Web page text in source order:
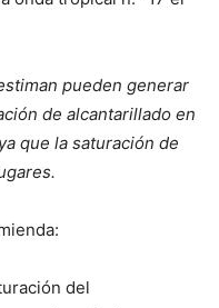
pueden generar
de alcantarillado en
que la saturación de
del